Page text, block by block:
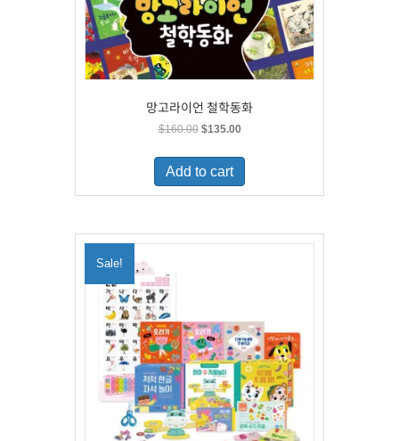
망고라이언 철학동화
$160.00 Original
was:
$160.00.
$135.00Current
is:
Add to cart
Sale!